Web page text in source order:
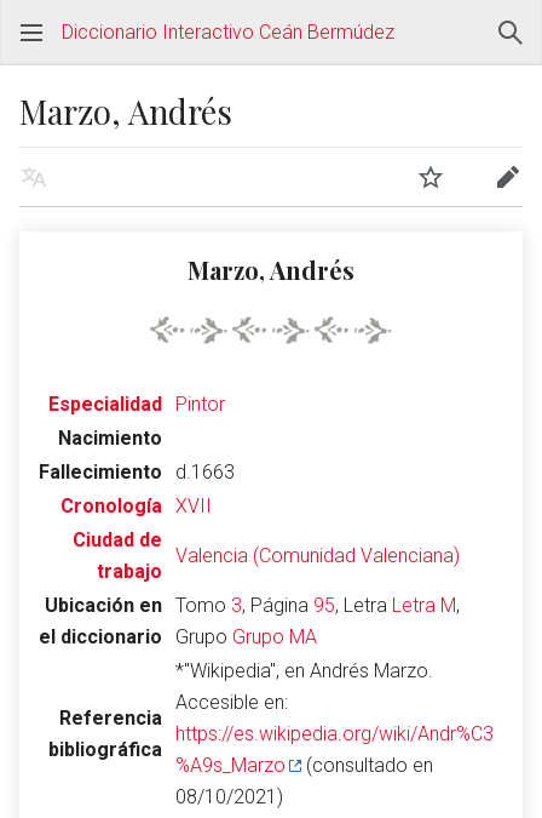
Abrir menú principal
Diccionario Interactivo Ceán Bermúdez
Marzo, Andrés
Marzo, Andrés
Especialidad
Pintor
Nacimiento
Fallecimiento
d.1663
Cronología XVII
Ciudad de
trabajo
Valencia (Comunidad Valenciana)
Ubicación en
el diccionario
Tomo 3, Página 95, Letra Letra M,
Grupo Grupo MA
Referencia
bibliográfica
*"Wikipedia", en Andrés Marzo.
Accesible en:
https://es.wikipedia.org/wiki/Andr%C3
%A9s_Marzo
(consultado en
08/10/2021)